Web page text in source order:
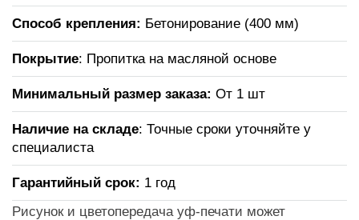
Способ крепления: Бетонирование (400 мм)
Покрытие: Пропитка на масляной основе
Минимальный размер заказа: От 1 шт
Наличие на складе: Точные сроки уточняйте у
специалиста
Гарантийный срок: 1 год
Рисунок и цветопередача уф-печати может